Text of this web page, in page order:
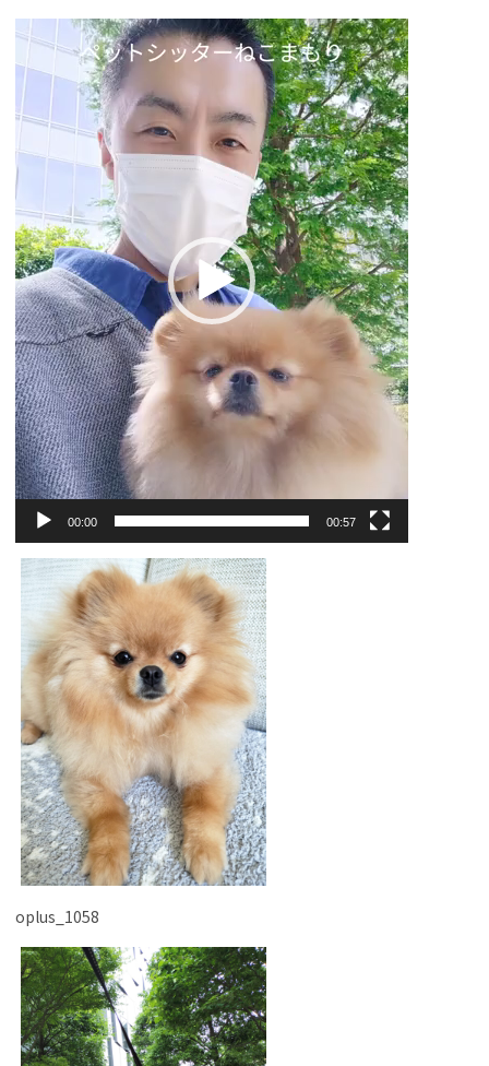
動
プ
レ
ー
ー
00:00 00:57
oplus_1058